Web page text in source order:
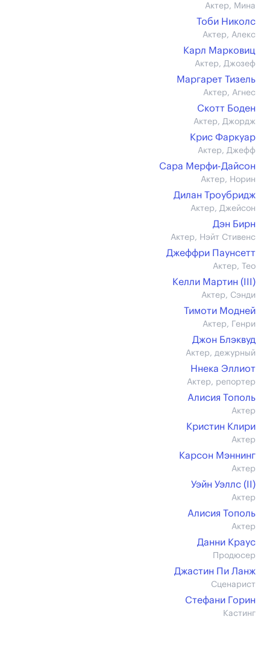
Актер, Мина
Тоби Николс
Актер, Алекс
Карл Марковиц
Актер, Джозеф
Маргарет Тизель
Актер, Агнес
Скотт Боден
Актер, Джордж
Крис Фаркуар
Актер, Джефф
Сара Мерфи-Дайсон
Актер, Норин
Дилан Троубридж
Актер, Джейсон
Дэн Бирн
Актер, Нэйт Стивенс
Джеффри Паунсетт
Актер, Тео
Келли Мартин (III)
Актер, Сэнди
Тимоти Модней
Актер, Генри
Джон Блэквуд
Актер, дежурный
Ннека Эллиот
Актер, репортер
Алисия Тополь
Актер
Кристин Клири
Актер
Карсон Мэннинг
Актер
Уэйн Уэллс (II)
Актер
Алисия Тополь
Актер
Данни Краус
Продюсер
Джастин Пи Ланж
Сценарист
Стефани Горин
Кастинг